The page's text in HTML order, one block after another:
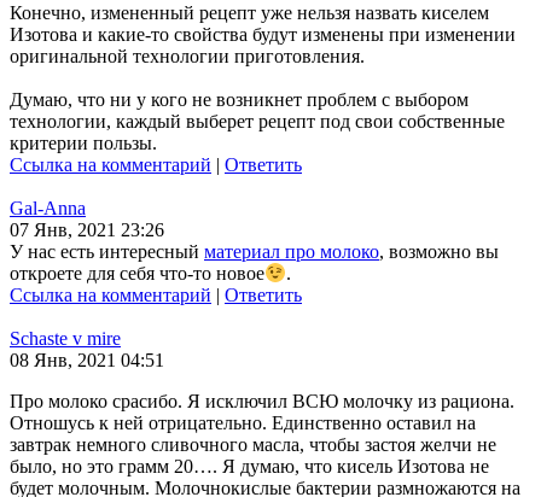
Конечно, измененный рецепт уже нельзя назвать киселем
Изотова и какие-то свойства будут изменены при изменении
оригинальной технологии приготовления.
Думаю, что ни у кого не возникнет проблем с выбором
технологии, каждый выберет рецепт под свои собственные
критерии пользы.
Ссылка на комментарий | Ответить
Gal-Anna
07 Янв, 2021 23:26
У нас есть интересный материал про молоко, возможно вы
откроете для себя что-то новое
.
Ссылка на комментарий | Ответить
Schaste v mire
08 Янв, 2021 04:51
Про молоко срасибо. Я исключил ВСЮ молочку из рациона.
Отношусь к ней отрицательно. Единственно оставил на
завтрак немного сливочного масла, чтобы застоя желчи не
было, но это грамм 20…. Я думаю, что кисель Изотова не
будет молочным. Молочнокислые бактерии размножаются на